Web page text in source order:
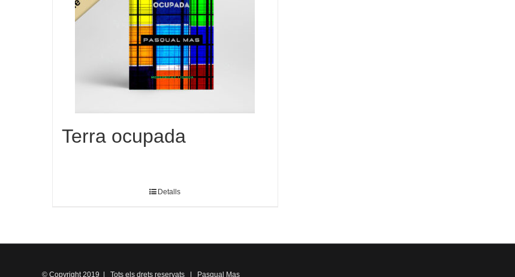
Terra ocupada
Detalls
© Copyright 2019 | Tots els drets reservats | Pasqual Mas